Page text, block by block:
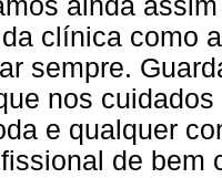
ainda
clínica como
sempre.
nos
e qualquer
de bem